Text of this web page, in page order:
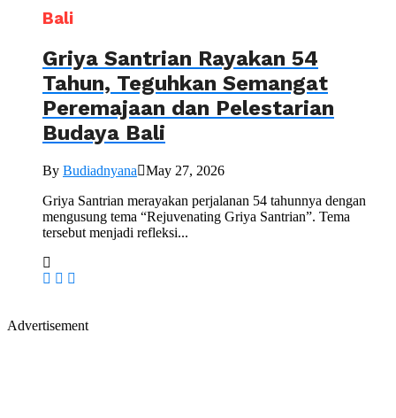
Bali
Griya Santrian Rayakan 54
Tahun, Teguhkan Semangat
Peremajaan dan Pelestarian
Budaya Bali
By Budiadnyana
May 27, 2026
Griya Santrian merayakan perjalanan 54 tahunnya dengan
mengusung tema “Rejuvenating Griya Santrian”. Tema
tersebut menjadi refleksi...
Advertisement